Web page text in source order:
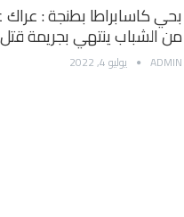
بحي كاسابراطا بطنجة :
من الشباب ينتهي بجريمة
ADMIN يوليو 4, 2022